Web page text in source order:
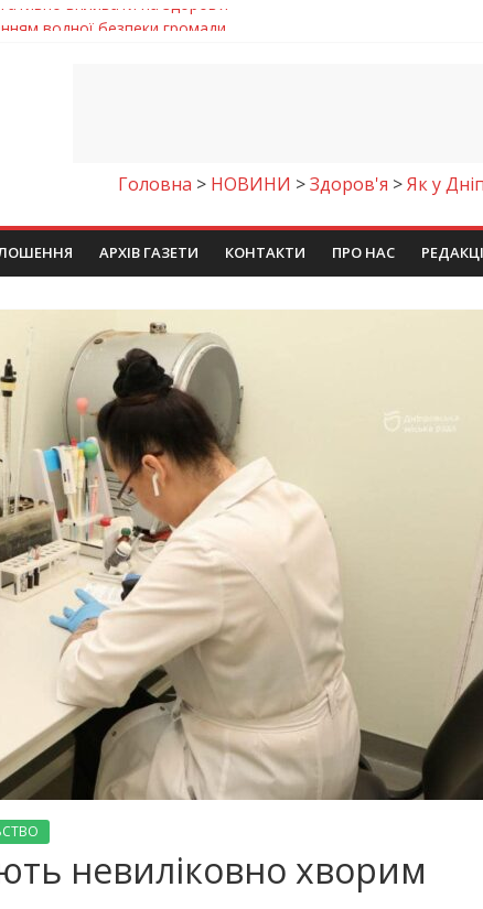
водної безпеки громади
клас
визнали найкращими в Україні
впливати на здоров’я
Головна > НОВИНИ >Здоров'я >Як у
АРХІВ ГАЗЕТИ КОНТАКТИ ПРО НАС
невиліковно хворим